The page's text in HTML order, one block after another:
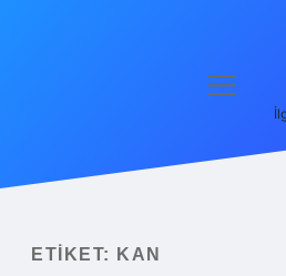
Yasal Uyarı
menüyü
ETIKET: KAN